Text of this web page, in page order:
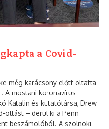
a Covid-
még karácsony előtt oltatta
A mostani koronavírus-
Katalin és kutatótársa, Drew
oltást – derül ki a Penn
beszámolóból. A szolnoki